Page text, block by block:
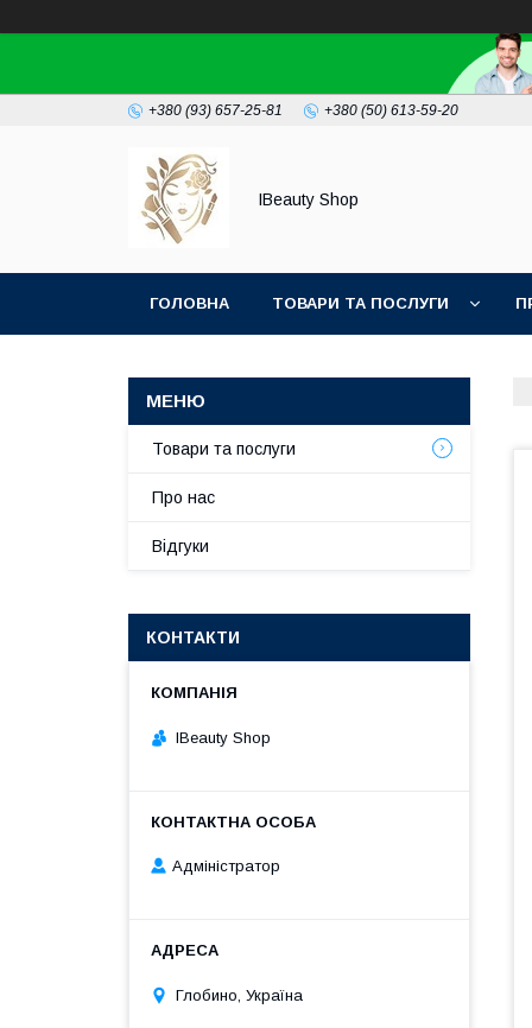
+380 (93) 657-25-81 +380 (50) 613-59-20
IBeauty Shop
ГОЛОВНА ТОВАРИ ТА ПОСЛУГИ
Товари та послуги
Про нас
Відгуки
КОНТАКТИ
IBeauty Shop
Адміністратор
Глобино, Україна